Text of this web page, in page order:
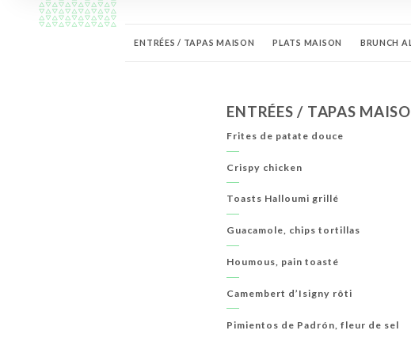
ENTRÉES / TAPAS MAISON PLATS MAISON BRUNCH
BOISSONS CHAUDES
ENTRÉES / TAPAS
Frites de patate douce
Crispy chicken
Toasts Halloumi grillé
Guacamole, chips tortillas
Houmous, pain toasté
Camembert d’Isigny rôti
Pimientos de Padrón, fleur de sel